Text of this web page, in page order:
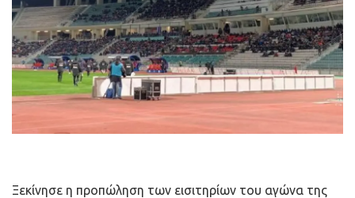
Ξεκίνησε η προπώληση των εισιτηρίων του αγώνα της